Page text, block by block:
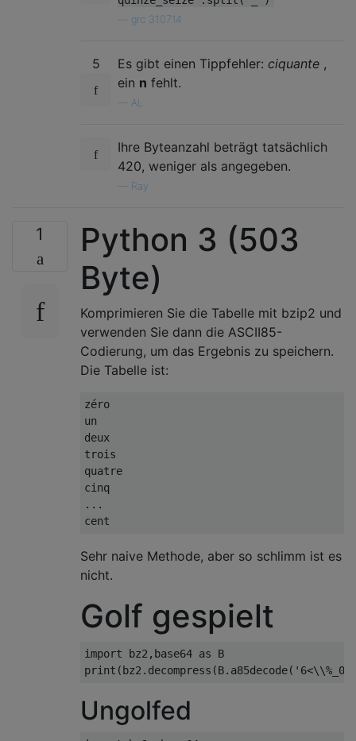
grc 31.07.14
5 Es gibt einen Tippfehler: ciquante ,
ein n fehlt.
AL
Ihre Byteanzahl beträgt tatsächlich
420, weniger als angegeben.
Ray
1
Python 3 (503
Byte)
Komprimieren Sie die Tabelle mit bzip2 und
verwenden Sie dann die ASCII85-
Codierung, um das Ergebnis zu speichern.
Die Tabelle ist:
zéro
un
deux
trois
quatre
cinq
...
Sehr naive Methode, aber so schlimm ist es
nicht.
Golf gespielt
import bz2,base64 as B
Ungolfed